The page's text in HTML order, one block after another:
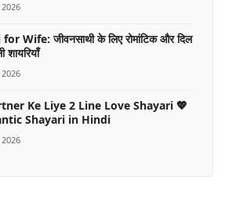
Wife: जीवनसाथी के लिए रोमांटिक और दिल
शायरियाँ
Ke Liye 2 Line Love Shayari 💖
Shayari in Hindi